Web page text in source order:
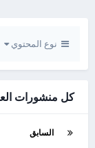
نوع المحتوي
كل منشورات
السابق